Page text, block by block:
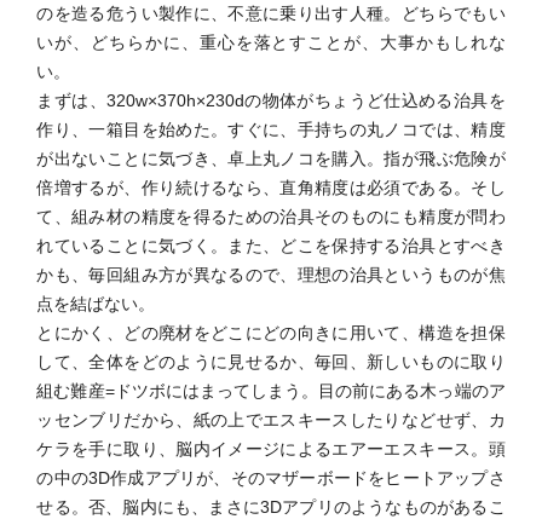
のを造る危うい製作に、不意に乗り出す人種。どちらでもい
いが、どちらかに、重心を落とすことが、大事かもしれな
い。
まずは、320w×370h×230dの物体がちょうど仕込める治具を
作り、一箱目を始めた。すぐに、手持ちの丸ノコでは、精度
が出ないことに気づき、卓上丸ノコを購入。指が飛ぶ危険が
倍増するが、作り続けるなら、直角精度は必須である。そし
て、組み材の精度を得るための治具そのものにも精度が問わ
れていることに気づく。また、どこを保持する治具とすべき
かも、毎回組み方が異なるので、理想の治具というものが焦
点を結ばない。
とにかく、どの廃材をどこにどの向きに用いて、構造を担保
して、全体をどのように見せるか、毎回、新しいものに取り
組む難産=ドツボにはまってしまう。目の前にある木っ端のア
ッセンブリだから、紙の上でエスキースしたりなどせず、カ
ケラを手に取り、脳内イメージによるエアーエスキース。頭
の中の3D作成アプリが、そのマザーボードをヒートアップさ
せる。否、脳内にも、まさに3Dアプリのようなものがあるこ